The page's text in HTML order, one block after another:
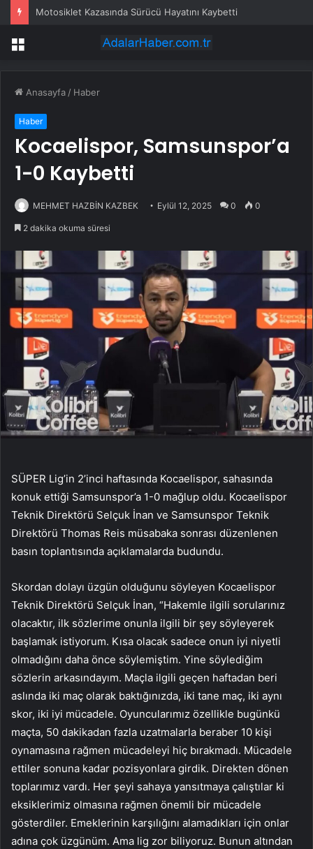
Motosiklet Kazasında Sürücü Hayatını Kaybetti
Menü
Anasayfa / Haber
Haber
Kocaelispor, Samsunspor’a
1-0 Kaybetti
MEHMET HAZBİN KAZBEK Eylül 12, 2025 0 0
2 dakika okuma süresi
SÜPER Lig’in 2’inci haftasında Kocaelispor, sahasında
konuk ettiği Samsunspor’a 1-0 mağlup oldu. Kocaelispor
Teknik Direktörü Selçuk İnan ve Samsunspor Teknik
Direktörü Thomas Reis müsabaka sonrası düzenlenen
basın toplantısında açıklamalarda budundu.
Skordan dolayı üzgün olduğunu söyleyen Kocaelispor
Teknik Direktörü Selçuk İnan, “Hakemle ilgili sorularınız
olacaktır, ilk sözlerime onunla ilgili bir şey söyleyerek
başlamak istiyorum. Kısa olacak sadece onun iyi niyetli
olmadığını daha önce söylemiştim. Yine söylediğim
sözlerin arkasındayım. Maçla ilgili geçen haftadan beri
aslında iki maç olarak baktığınızda, iki tane maç, iki aynı
skor, iki iyi mücadele. Oyuncularımız özellikle bugünkü
maçta, 50 dakikadan fazla uzatmalarla beraber 10 kişi
oynamasına rağmen mücadeleyi hiç bırakmadı. Mücadele
ettiler sonuna kadar pozisyonlara girdik. Direkten dönen
toplarımız vardı. Her şeyi sahaya yansıtmaya çalıştılar ki
eksiklerimiz olmasına rağmen önemli bir mücadele
gösterdiler. Emeklerinin karşılığını alamadıkları için onlar
adına çok üzgünüm. Ama lig zor biliyoruz. Bunun altından